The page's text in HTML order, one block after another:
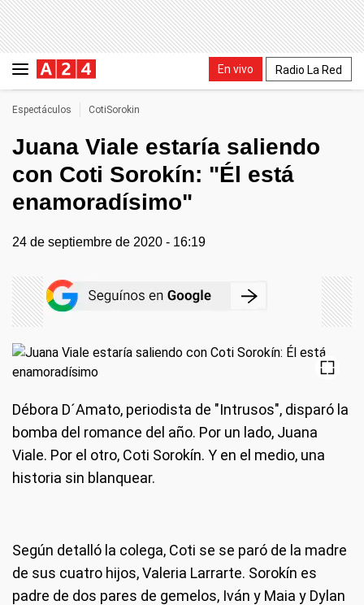
En vivo Radio La Red
Espectáculos CotiSorokin
Juana Viale estaría saliendo
con Coti Sorokín: "Él está
enamoradísimo"
24 de septiembre de 2020 - 16:19
Débora D´Amato, periodista de "Intrusos", disparó la
bomba del romance del año. Por un lado, Juana
Viale. Por el otro, Coti Sorokín. Y en el medio, una
historia sin blanquear.
Según detalló la colega, Coti se se paró de la madre
de sus cuatro hijos, Valeria Larrarte. Sorokín es
padre de dos pares de gemelos, Iván y Maia y Dylan